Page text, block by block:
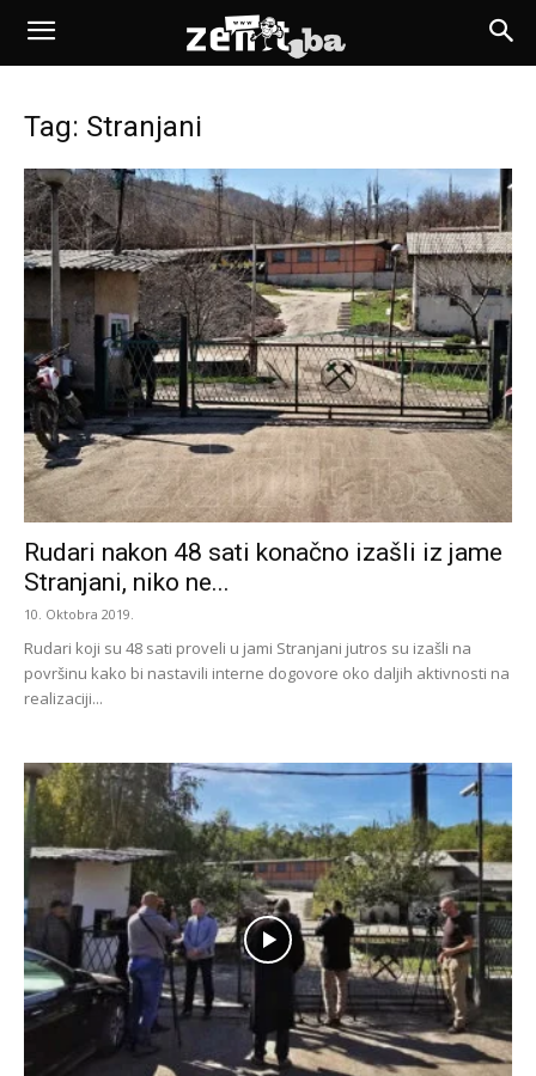
Tag: Stranjani
Rudari nakon 48 sati konačno izašli iz jame
Stranjani, niko ne...
10. Oktobra 2019.
Rudari koji su 48 sati proveli u jami Stranjani jutros su izašli na
površinu kako bi nastavili interne dogovore oko daljih aktivnosti na
realizaciji...